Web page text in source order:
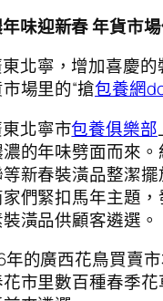
味迎新春 年貨市
北寧，增加喜慶
場里的“搶包養網
北寧市包養俱樂部
的年味劈面而來
新春裝潢品整潔
們緊扣馬年主題
潢品供顧客遴選。
年的廣西花鳥買賣
市里數百種春季